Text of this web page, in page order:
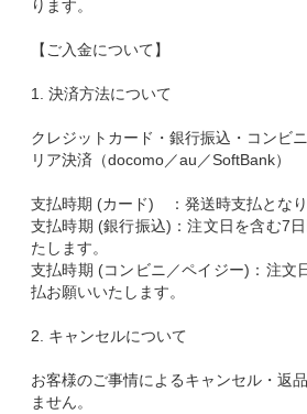
ります。
【ご入金について】
1. 決済方法について
クレジットカード・銀行振込・コンビ
リア決済（docomo／au／SoftBank）
支払時期 (カード) ：発送時支払となり
支払時期 (銀行振込)：注文日を含む7
たします。
支払時期 (コンビニ／ペイジー)：注文
払お願いいたします。
2. キャンセルについて
お客様のご事情によるキャンセル・返
ません。